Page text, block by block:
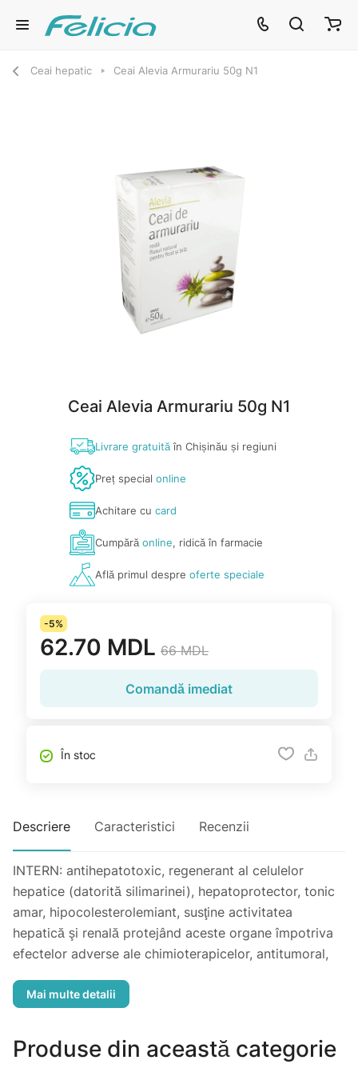
Ceai hepatic Ceai Alevia Armurariu 50g N1
Ceai Alevia Armurariu 50g N1
Livrare gratuităîn Chișinău și regiuni
Preț special online
Achitare cu card
Cumpărăonline, ridică în farmacie
Află primul despre oferte speciale
-5%
62.70 MDL 66 MDL
Comandă imediat
În stoc
Descriere Caracteristici Recenzii
INTERN: antihepatotoxic, regenerant al celulelor
hepatice (datorită silimarinei), hepatoprotector, tonic
amar, hipocolesterolemiant, susţine activitatea
hepatică şi renală protejând aceste organe împotriva
efectelor adverse ale chimioterapicelor, antitumoral,
neuroprotector, antioxidant.
regenerarea celulei hepatice
- îndepărtarea compuşilor toxici din ficat
Produse din această categorie